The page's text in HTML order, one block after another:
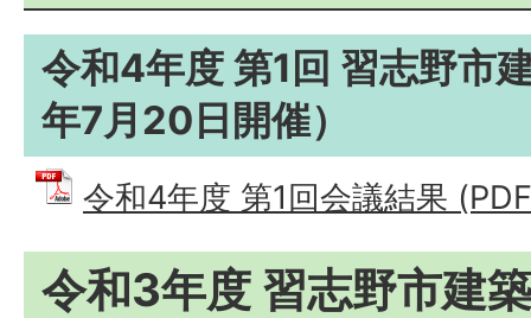
令和4年度 第1回 習志野市
年7月20日開催）
令和4年度 第1回会議結果
令和3年度 習志野市建